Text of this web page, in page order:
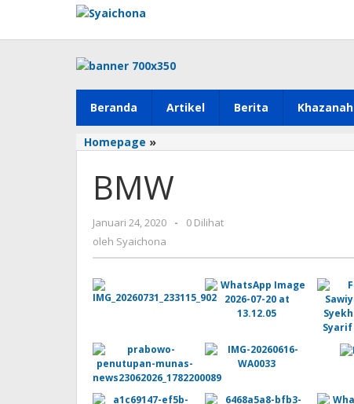
konten
Beranda Artikel Berita Khazanah
Homepage »BMW
BMW
Januari 24, 2020
oleh
-
0 Dilihat
oleh Syaichona